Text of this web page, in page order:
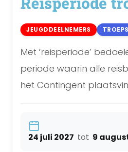
JEUGDDEELNEMERS
Met ‘reisperiode’
periode waarin alle
het Contingent
ook het verblijf in Polen
exacte vertrektijd en
24 juli 2027 tot 9